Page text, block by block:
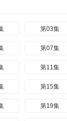
第03集
第07集
第11集
第15集
第19集